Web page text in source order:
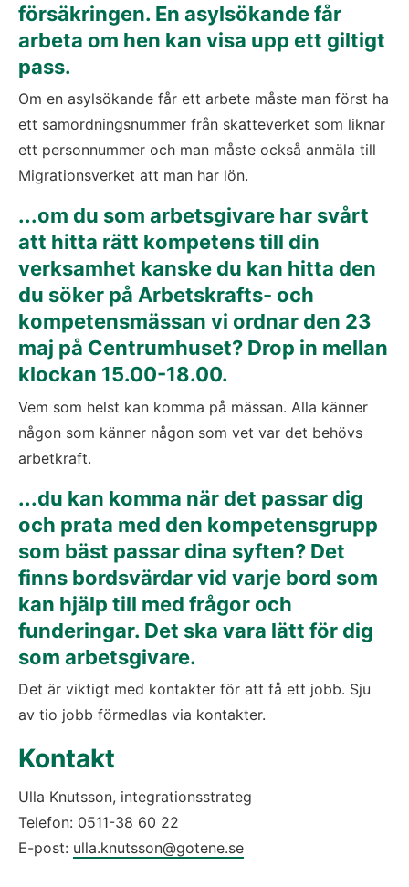
försäkringen. En asylsökande får
arbeta om hen kan visa upp ett giltigt
pass.
Om en asylsökande får ett arbete måste man först ha
ett samordningsnummer från skatteverket som liknar
ett personnummer och man måste också anmäla till
Migrationsverket att man har lön.
...om du som arbetsgivare har svårt
att hitta rätt kompetens till din
verksamhet kanske du kan hitta den
du söker på Arbetskrafts- och
kompetensmässan vi ordnar den 23
maj på Centrumhuset? Drop in mellan
klockan 15.00-18.00.
Vem som helst kan komma på mässan. Alla känner
någon som känner någon som vet var det behövs
arbetkraft.
...du kan komma när det passar dig
och prata med den kompetensgrupp
som bäst passar dina syften? Det
finns bordsvärdar vid varje bord som
kan hjälp till med frågor och
funderingar. Det ska vara lätt för dig
som arbetsgivare.
Det är viktigt med kontakter för att få ett jobb. Sju
av tio jobb förmedlas via kontakter.
Kontakt
Ulla Knutsson, integrationsstrateg
Telefon: 0511-38 60 22
E-post: ulla.knutsson@gotene.se